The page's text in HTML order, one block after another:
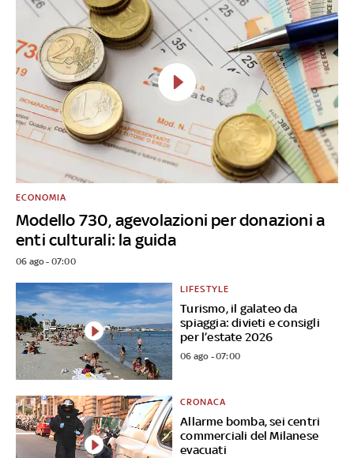
Modello 730, agevolazioni per donazioni a
enti culturali: la guida
ECONOMIA
06 ago - 07:00
Turismo, il galateo da
spiaggia: divieti e consigli
per l’estate 2026
LIFESTYLE
06 ago - 07:00
Allarme bomba, sei centri
commerciali del Milanese
evacuati
CRONACA